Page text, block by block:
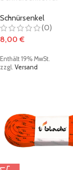
orange
Schnürsenkel
(0)
8,00€
Enthält 19% MwSt.
zzgl. Versand